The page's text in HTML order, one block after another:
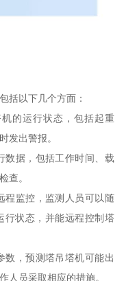
括以下几个方面：
的运行状态，包括起重
发出警报。
数据，包括工作时间、载
查。
程监控，监测人员可以随
行状态，并能远程控制塔
数，预测塔吊塔机可能出
人员采取相应的措施。